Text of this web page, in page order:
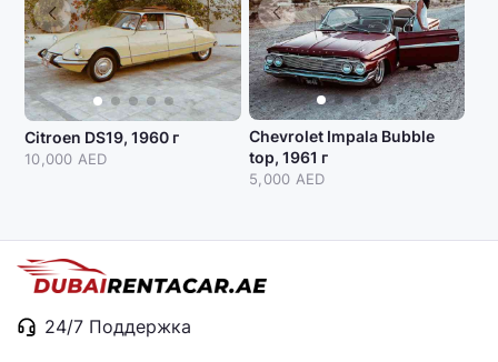
Citroen DS19, 1960 г
10,000 AED
Chevrolet Impala Bubble
top, 1961 г
5,000 AED
24/7 Поддержка